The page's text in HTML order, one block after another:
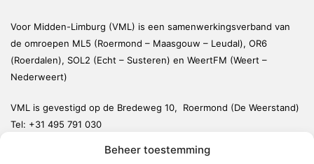
Beheer toestemming
Voor Midden-Limburg (VML) is een samenwerkingsverband van
de omroepen ML5 (Roermond – Maasgouw – Leudal), OR6
(Roerdalen), SOL2 (Echt – Susteren) en WeertFM (Weert –
Nederweert)
VML is gevestigd op de Bredeweg 10, Roermond (De Weerstand)
Tel: +31 495 791 030